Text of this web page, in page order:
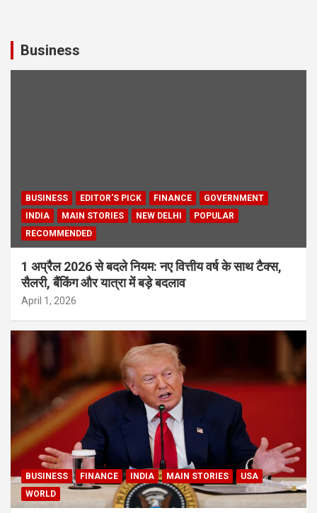
Business
BUSINESS EDITOR'S PICK FINANCE
GOVERNMENT
INDIA
MAIN STORIES NEW DELHI
POPULAR
RECOMMENDED
1 अप्रैल 2026 से बदले नियम: नए वित्तीय वर्ष के साथ टैक्स,
सैलरी, बैंकिंग और यात्रा में बड़े बदलाव
April 1, 2026
BUSINESS FINANCE INDIA MAIN STORIES
USA
WORLD